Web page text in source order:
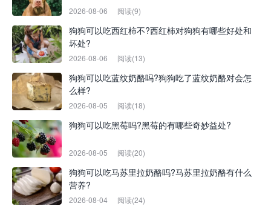
2026-08-06 阅读(9)
狗狗可以吃西红柿不?西红柿对狗狗有哪些好处和
坏处?
2026-08-06 阅读(13)
狗狗可以吃蓝纹奶酪吗?狗狗吃了蓝纹奶酪对会怎
么样?
2026-08-05 阅读(18)
狗狗可以吃黑莓吗?黑莓的有哪些奇妙益处?
2026-08-05 阅读(20)
狗狗可以吃马苏里拉奶酪吗?马苏里拉奶酪有什么
营养?
2026-08-04 阅读(24)